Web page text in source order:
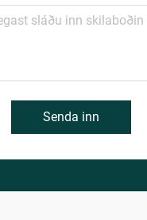
Senda inn